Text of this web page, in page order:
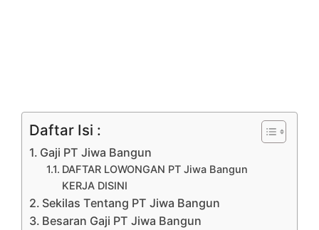
Daftar Isi :
Gaji PT Jiwa Bangun
DAFTAR LOWONGAN PT Jiwa Bangun
KERJA DISINI
Sekilas Tentang PT Jiwa Bangun
Besaran Gaji PT Jiwa Bangun